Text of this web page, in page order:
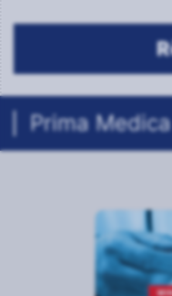
Prima Medica